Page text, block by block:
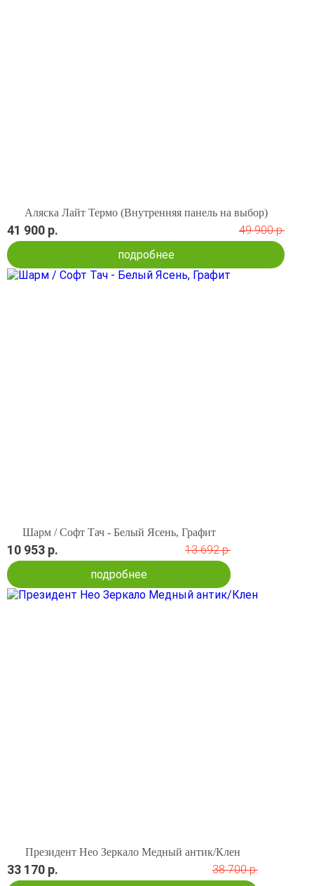
Аляска Лайт Термо (Внутренняя панель на выбор)
41 900 р.
49 900 р.
подробнее
Шарм / Софт Тач - Белый Ясень, Графит
10 953 р.
13 692 р.
подробнее
Президент Нео Зеркало Медный антик/Клен
33 170 р.
38 700 р.